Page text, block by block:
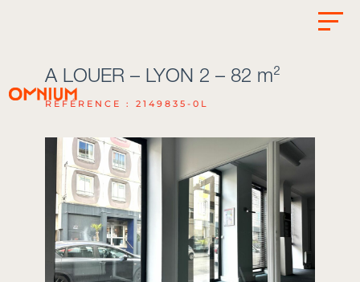
A LOUER – LYON 2 – 82 m²
RÉFÉRENCE : 2149835-0L